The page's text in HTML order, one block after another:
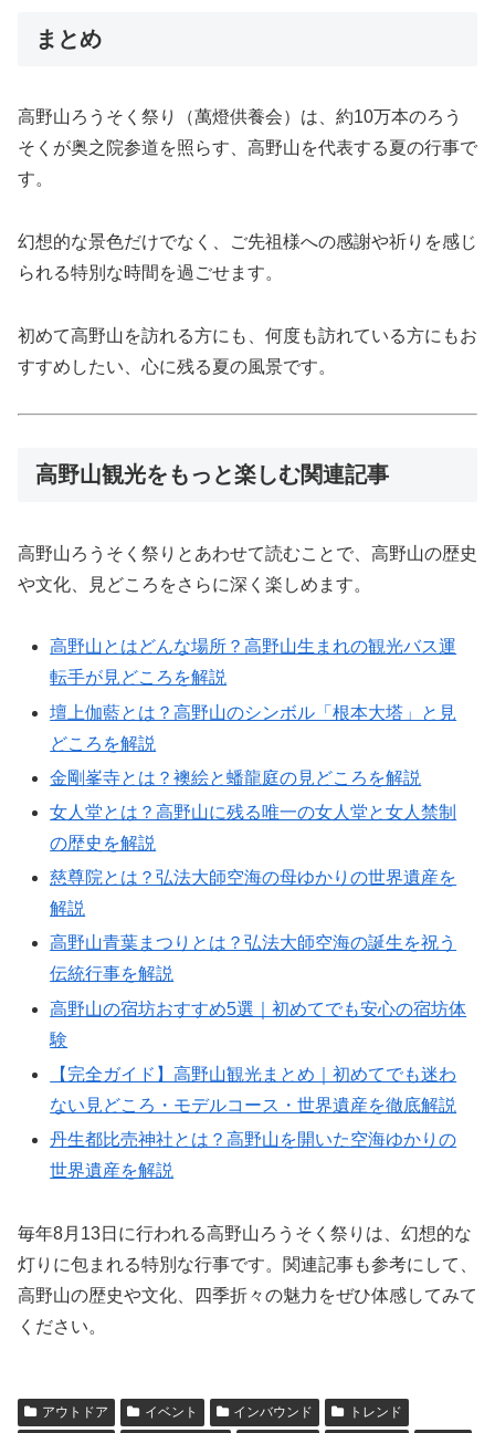
まとめ
高野山ろうそく祭り（萬燈供養会）は、約10万本のろう
そくが奥之院参道を照らす、高野山を代表する夏の行事で
す。
幻想的な景色だけでなく、ご先祖様への感謝や祈りを感じ
られる特別な時間を過ごせます。
初めて高野山を訪れる方にも、何度も訪れている方にもお
すすめしたい、心に残る夏の風景です。
高野山観光をもっと楽しむ関連記事
高野山ろうそく祭りとあわせて読むことで、高野山の歴史
や文化、見どころをさらに深く楽しめます。
高野山とはどんな場所？高野山生まれの観光バス運
転手が見どころを解説
壇上伽藍とは？高野山のシンボル「根本大塔」と見
どころを解説
金剛峯寺とは？襖絵と蟠龍庭の見どころを解説
女人堂とは？高野山に残る唯一の女人堂と女人禁制
の歴史を解説
慈尊院とは？弘法大師空海の母ゆかりの世界遺産を
解説
高野山青葉まつりとは？弘法大師空海の誕生を祝う
伝統行事を解説
高野山の宿坊おすすめ5選｜初めてでも安心の宿坊体
験
【完全ガイド】高野山観光まとめ｜初めてでも迷わ
ない見どころ・モデルコース・世界遺産を徹底解説
丹生都比売神社とは？高野山を開いた空海ゆかりの
世界遺産を解説
毎年8月13日に行われる高野山ろうそく祭りは、幻想的な
灯りに包まれる特別な行事です。関連記事も参考にして、
高野山の歴史や文化、四季折々の魅力をぜひ体感してみて
ください。
アウトドア イベント インバウンド
トレンド